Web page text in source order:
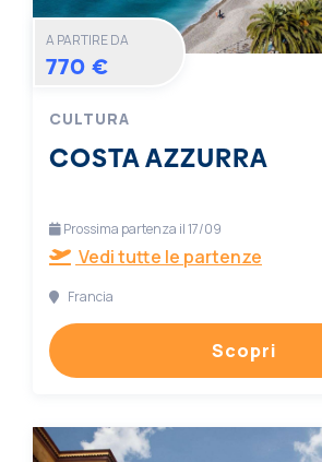
A PARTIRE DA
770 €
CULTURA
COSTA AZZURRA
Prossima partenza il 17/09
Vedi tutte le partenze
Francia
Scopri